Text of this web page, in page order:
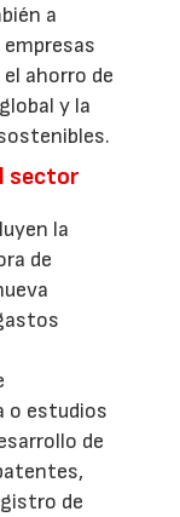
a
ahorro de
y la
sector
la
de
o estudios
de
de